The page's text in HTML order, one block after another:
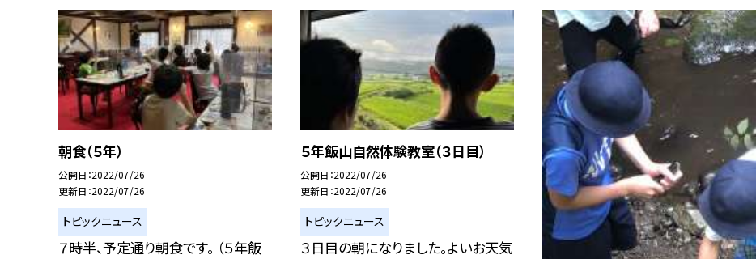
朝食（５年）
公開日 2022/07/26
更新日 2022/07/26
トピックニュース
７時半、予定通り朝食です。 （５年飯
５年飯山自然体験教室（３日目）
公開日 2022/07/26
更新日 2022/07/26
トピックニュース
３日目の朝になりました。よいお天気